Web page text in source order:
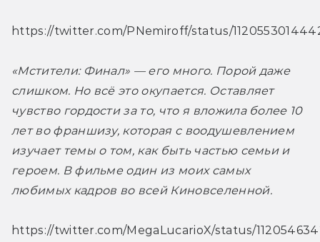
https://twitter.com/PNemiroff/status/
«Мстители: Финал» — его много. Порой даже
слишком. Но всё это окупается. Оставляет
чувство гордости за то, что я вложила более 10
лет во франшизу, которая с воодушевлением
изучает темы о том, как быть частью семьи и
героем. В фильме один из моих самых
любимых кадров во всей Киновселенной.
https://twitter.com/MegaLucarioX/status/